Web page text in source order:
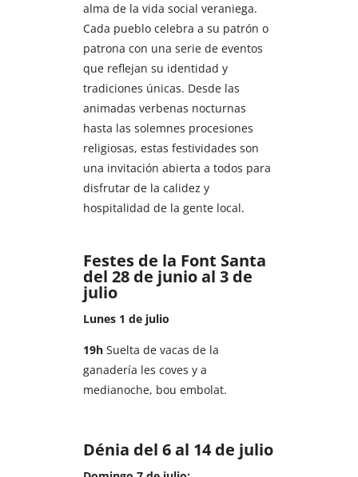
alma de la vida social veraniega.
Cada pueblo celebra a su patrón o
patrona con una serie de eventos
que reflejan su identidad y
tradiciones únicas. Desde las
animadas verbenas nocturnas
hasta las solemnes procesiones
religiosas, estas festividades son
una invitación abierta a todos para
disfrutar de la calidez y
hospitalidad de la gente local.
Festes de la Font Santa
del 28 de junio al 3 de
julio
Lunes 1 de julio
19hSuelta de vacas de la
ganadería les coves y a
medianoche, bou embolat.
Dénia del 6 al 14 de julio